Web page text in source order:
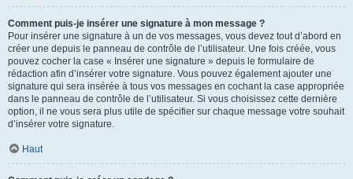
Comment puis-je insérer une signature à mon message ?
Pour insérer une signature à un de vos messages, vous devez tout d’abord en
créer une depuis le panneau de contrôle de l’utilisateur. Une fois créée, vous
pouvez cocher la case « Insérer une signature » depuis le formulaire de
rédaction afin d’insérer votre signature. Vous pouvez également ajouter une
signature qui sera insérée à tous vos messages en cochant la case appropriée
dans le panneau de contrôle de l’utilisateur. Si vous choisissez cette dernière
option, il ne vous sera plus utile de spécifier sur chaque message votre souhait
d’insérer votre signature.
Haut